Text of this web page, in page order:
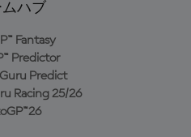
ハブ
Fantasy
Predictor
Predict
Racing 25/26